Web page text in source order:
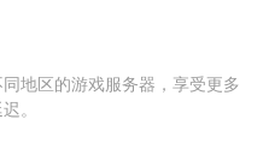
地区的游戏服务器，享受更多
。